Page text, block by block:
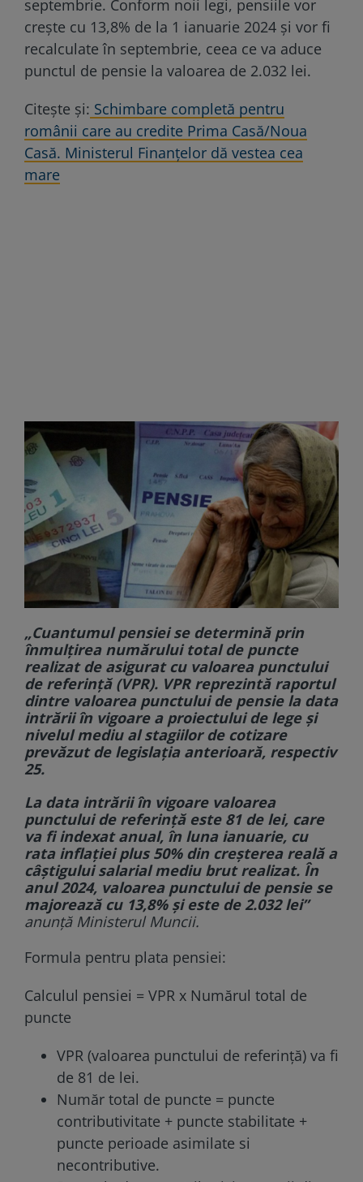
septembrie. Conform noii legi, pensiile vor
crește cu 13,8% de la 1 ianuarie 2024 și vor fi
recalculate în septembrie, ceea ce va aduce
punctul de pensie la valoarea de 2.032 lei.
Citește și: Schimbare completă pentru
românii care au credite Prima Casă/Noua
Casă. Ministerul Finanțelor dă vestea cea
mare
„Cuantumul pensiei se determină prin
înmulțirea numărului total de puncte
realizat de asigurat cu valoarea punctului
de referință (VPR). VPR reprezintă raportul
dintre valoarea punctului de pensie la data
intrării în vigoare a proiectului de lege și
nivelul mediu al stagiilor de cotizare
prevăzut de legislația anterioară, respectiv
25.
La data intrării în vigoare valoarea
punctului de referință este 81 de lei, care
va fi indexat anual, în luna ianuarie, cu
rata inflației plus 50% din creșterea reală a
câștigului salarial mediu brut realizat. În
anul 2024, valoarea punctului de pensie se
majorează cu 13,8% și este de 2.032 lei”
anunță Ministerul Muncii.
Formula pentru plata pensiei:
Calculul pensiei = VPR x Numărul total de
puncte
VPR (valoarea punctului de referință) va fi
de 81 de lei.
Număr total de puncte = puncte
contributivitate + puncte stabilitate +
puncte perioade asimilate si
necontributive.